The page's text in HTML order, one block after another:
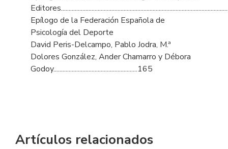
Epílogo de la Federación Española de
Psicología del Deporte
David Peris-Delcampo, Pablo Jodra, M.ª
Dolores González, Ander Chamarro y Débora
Godoy.......................................................165
Artículos relacionados